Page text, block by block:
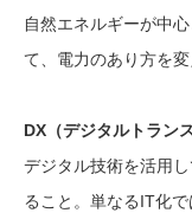
自然エネルギーが中
て、電力のあり方を変
DX（デジタルトラン
デジタル技術を活用
ること。単なるIT化